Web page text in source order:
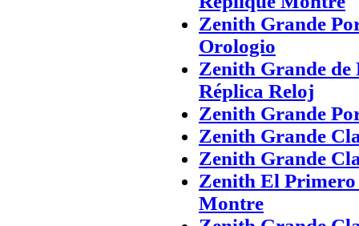
Zenith Grande
Orologio
Zenith Grande
Réplica Reloj
Zenith Grande
Zenith Grande
Zenith Grande
Zenith El Primero
Montre